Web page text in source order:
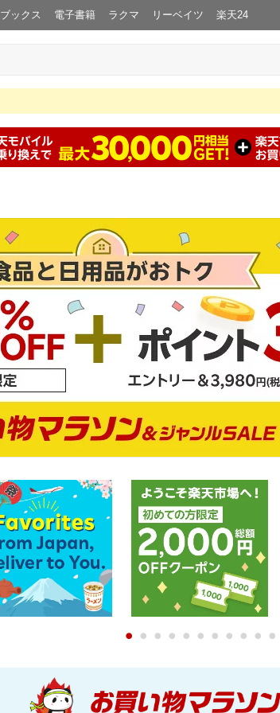
ブックス 電子書籍 ラクマ リーベイツ 楽天24
0 1 2 3 4 5 6 7 8 9